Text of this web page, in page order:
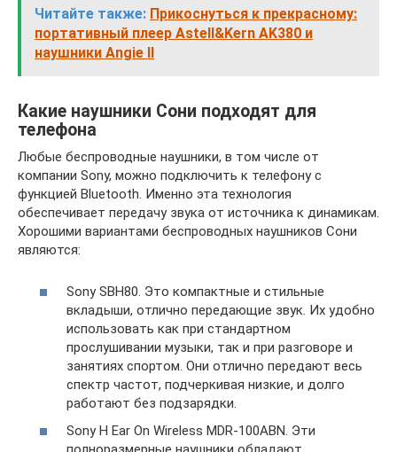
Читайте также: Прикоснуться к прекрасному:
портативный плеер Astell&Kern AK380 и
наушники Angie II
Какие наушники Сони подходят для
телефона
Любые беспроводные наушники, в том числе от
компании Sony, можно подключить к телефону с
функцией Bluetooth. Именно эта технология
обеспечивает передачу звука от источника к динамикам.
Хорошими вариантами беспроводных наушников Сони
являются:
Sony SBH80. Это компактные и стильные
вкладыши, отлично передающие звук. Их удобно
использовать как при стандартном
прослушивании музыки, так и при разговоре и
занятиях спортом. Они отлично передают весь
спектр частот, подчеркивая низкие, и долго
работают без подзарядки.
Sony H Ear On Wireless MDR-100ABN. Эти